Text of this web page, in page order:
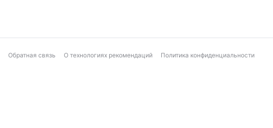
Обратная связь О технологиях рекомендаций Политика конфиденциальности